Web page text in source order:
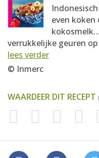
even koken
verrukkelijke geuren
lees verder
© Inmerc
WAARDEER DIT RECEPT